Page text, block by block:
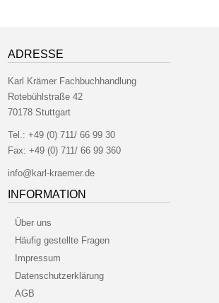
ADRESSE
Karl Krämer Fachbuchhandlung
Rotebühlstraße 42
70178 Stuttgart
Tel.:+49 (0) 711/ 66 99 30
Fax: +49 (0) 711/ 66 99 360
info@karl-kraemer.de
INFORMATION
Über uns
Häufig gestellte Fragen
Impressum
Datenschutzerklärung
AGB